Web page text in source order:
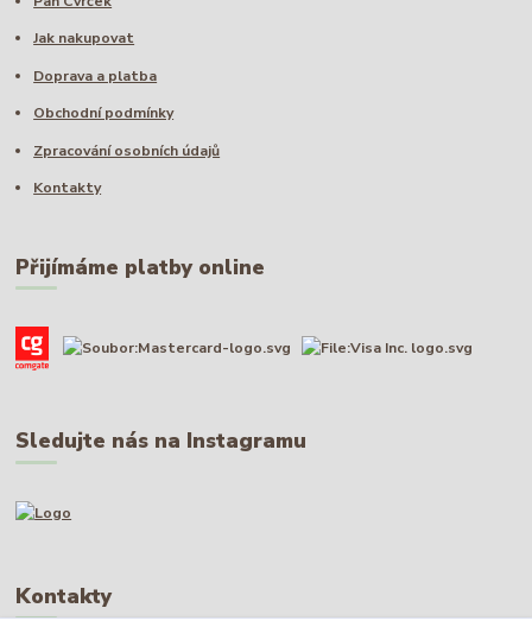
Jak nakupovat
Doprava a platba
Obchodní podmínky
Zpracování osobních údajů
Kontakty
Přijímáme platby online
Sledujte nás na Instagramu
Kontakty